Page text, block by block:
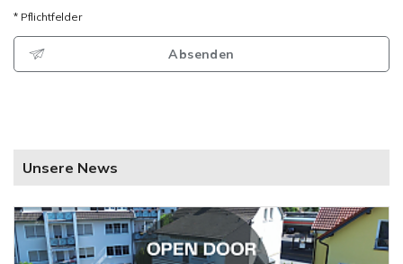
* Pflichtfelder
Absenden
Unsere News